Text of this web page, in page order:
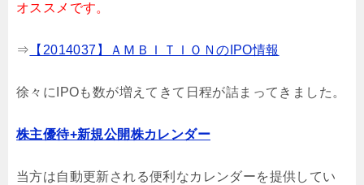
オススメです。
⇒ 【2014037】ＡＭＢＩＴＩＯＮのIPO情報
徐々にIPOも数が増えてきて日程が詰まってきました。
株主優待+新規公開株カレンダー
当方は自動更新される便利なカレンダーを提供してい